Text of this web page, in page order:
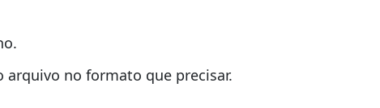
no formato que precisar.